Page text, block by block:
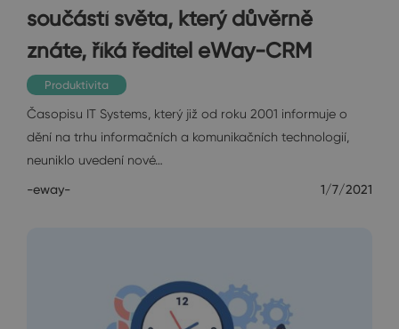
součástí světa, který důvěrně
znáte, říká ředitel eWay-CRM
Produktivita
Časopisu IT Systems, který již od roku 2001 informuje o
dění na trhu informačních a komunikačních technologií,
neuniklo uvedení nové…
-eway- 1/7/2021